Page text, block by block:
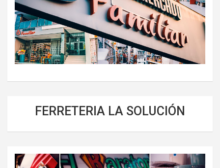
FERRETERIA LA SOLUCIÓN